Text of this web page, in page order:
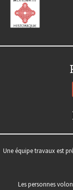
Une équipe travaux est
Les personnes